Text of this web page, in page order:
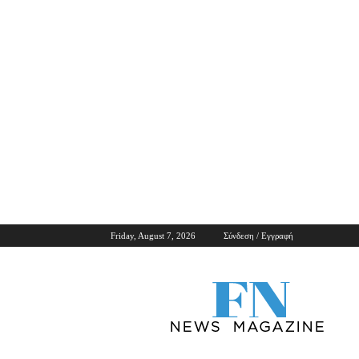
Friday, August 7, 2026 Σύνδεση / Εγγραφή